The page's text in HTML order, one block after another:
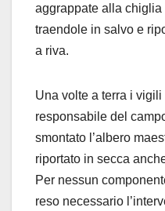
aggrappate alla chiglia
traendole in salvo e
a riva.
Una volte a terra i
responsabile del
smontato l’albero
riportato in secca
Per nessun
reso necessario